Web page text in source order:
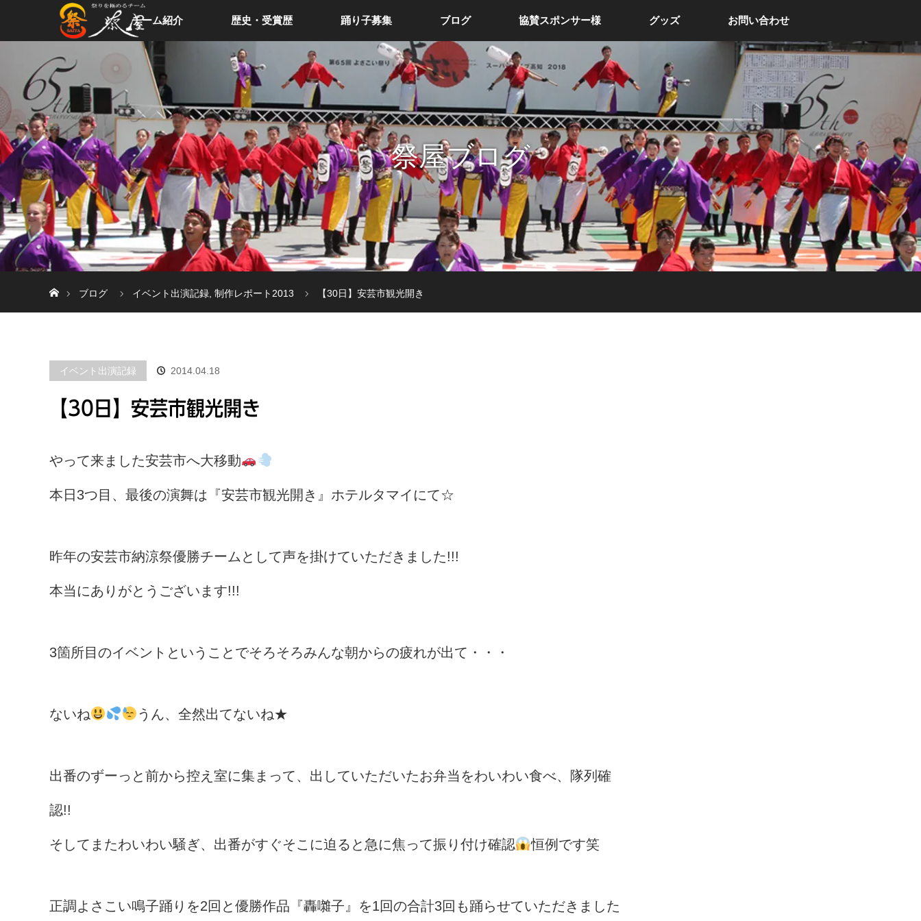
チーム紹介 歴史・受賞歴 踊り子募集 ブログ 協賛スポンサー様 グッズ お問い合わせ
祭屋ブログ
ブログ
イベント出演記録 制作レポート2013 【30日】安芸市観光開き
イベント出演記録 2014.04.18
【30日】安芸市観光開き
やって来ました安芸市へ大移動
本日3つ目、最後の演舞は『安芸市観光開き』ホテルタマイにて☆
昨年の安芸市納涼祭優勝チームとして声を掛けていただきました!!!
本当にありがとうございます!!!
3箇所目のイベントということでそろそろみんな朝からの疲れが出て・・・
ないね うん、全然出てないね★
出番のずーっと前から控え室に集まって、出していただいたお弁当をわいわい食べ、隊列確
認!!
そしてまたわいわい騒ぎ、出番がすぐそこに迫ると急に焦って振り付け確認 恒例です笑
正調よさこい鳴子踊りを2回と優勝作品『轟囃子』を1回の合計3回も踊らせていただきました